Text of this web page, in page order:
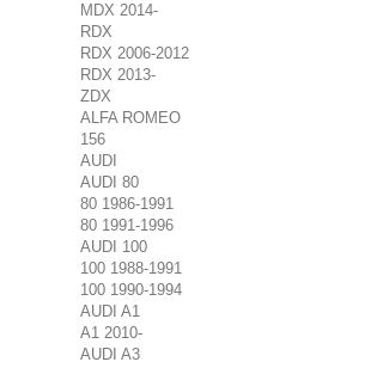
MDX 2014-
RDX
RDX 2006-2012
RDX 2013-
ZDX
ALFA ROMEO
156
AUDI
AUDI 80
80 1986-1991
80 1991-1996
AUDI 100
100 1988-1991
100 1990-1994
AUDI A1
A1 2010-
AUDI A3